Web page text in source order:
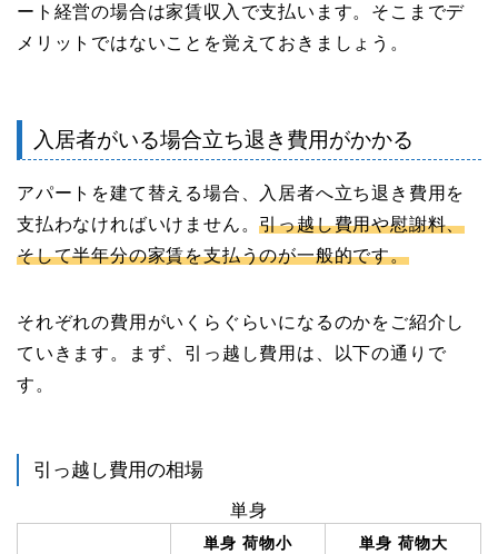
ート経営の場合は家賃収入で支払います。そこまでデ
メリットではないことを覚えておきましょう。
入居者がいる場合立ち退き費用がかかる
アパートを建て替える場合、入居者へ立ち退き費用を
支払わなければいけません。引っ越し費用や慰謝料、
そして半年分の家賃を支払うのが一般的です。
それぞれの費用がいくらぐらいになるのかをご紹介し
ていきます。まず、引っ越し費用は、以下の通りで
す。
引っ越し費用の相場
単身
単身 荷物小 単身 荷物大